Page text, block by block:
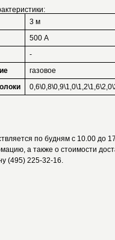
3 м
500 А
-
газовое
по будням с 10.00 до
а также о стоимости
(495) 225-32-16.